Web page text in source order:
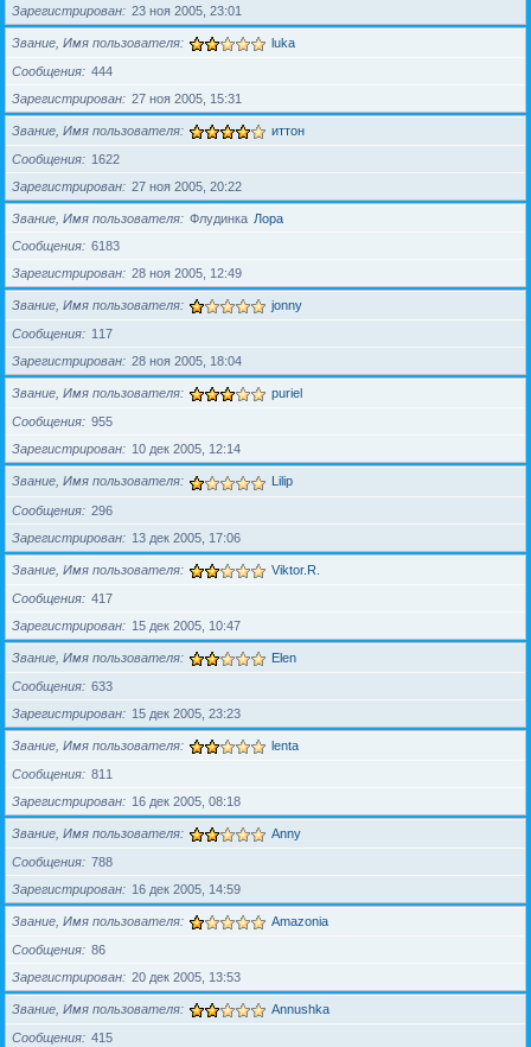
Зарегистрирован
23 ноя 2005, 23:01
Звание, Имя пользователя luka
Сообщения
444
Зарегистрирован
27 ноя 2005, 15:31
Звание, Имя пользователя иттон
Сообщения
1622
Зарегистрирован
27 ноя 2005, 20:22
Звание, Имя пользователя Флудинка Лора
Сообщения
6183
Зарегистрирован
28 ноя 2005, 12:49
Звание, Имя пользователя jonny
Сообщения
117
Зарегистрирован
28 ноя 2005, 18:04
Звание, Имя пользователя puriel
Сообщения
955
Зарегистрирован
10 дек 2005, 12:14
Звание, Имя пользователя Lilip
Сообщения
296
Зарегистрирован
13 дек 2005, 17:06
Звание, Имя пользователя Viktor.R.
Сообщения
417
Зарегистрирован
15 дек 2005, 10:47
Звание, Имя пользователя Elen
Сообщения
633
Зарегистрирован
15 дек 2005, 23:23
Звание, Имя пользователя lenta
Сообщения
811
Зарегистрирован
16 дек 2005, 08:18
Звание, Имя пользователя Anny
Сообщения
788
Зарегистрирован
16 дек 2005, 14:59
Звание, Имя пользователя Amazonia
Сообщения
86
Зарегистрирован
20 дек 2005, 13:53
Звание, Имя пользователя Annushka
Сообщения
415